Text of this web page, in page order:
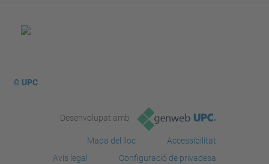
© UPC
Desenvolupat amb
Mapa del lloc
Accessibilitat
Avís legal
Configuració de privadesa